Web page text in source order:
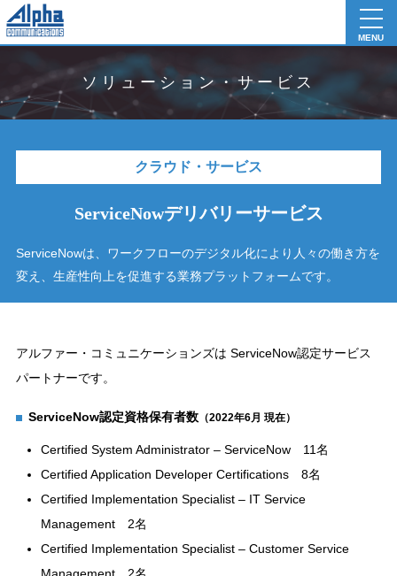
MENU
ソリューション・サービス
クラウド・サービス
ServiceNowデリバリーサービス
ServiceNowは、ワークフローのデジタル化により人々の働き方を
変え、 生産性向上を促進する業務プラットフォームです。
アルファー・コミュニケーションズは ServiceNow認定サービス
パートナーです。
ServiceNow認定資格保有者数（2022年6月 現在）
Certified System Administrator – ServiceNow 11名
Certified Application Developer Certifications 8名
Certified Implementation Specialist – IT Service
Management 2名
Certified Implementation Specialist – Customer Service
Management 2名